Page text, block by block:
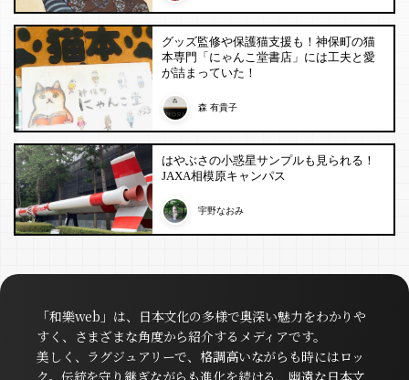
グッズ監修や保護猫支援も！神保町の猫
本専門「にゃんこ堂書店」には工夫と愛
が詰まっていた！
森 有貴子
はやぶさの小惑星サンプルも見られる！
JAXA相模原キャンパス
宇野なおみ
「和樂web」は、日本文化の多様で奥深い魅力をわかりや
すく、さまざまな角度から紹介するメディアです。
美しく、ラグジュアリーで、格調高いながらも時にはロッ
ク。伝統を守り継ぎながらも進化を続ける、幽遠な日本文